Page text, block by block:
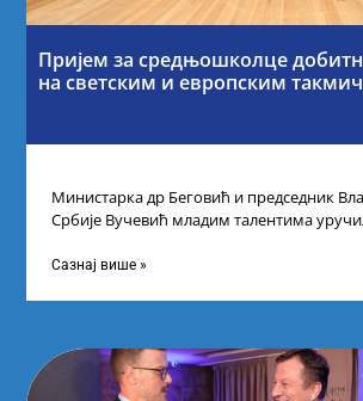
Пријем за средњошколце
на светским и европским
Министарка др Беговић и председник
Србије Вучевић младим талентима
Сазнај више »